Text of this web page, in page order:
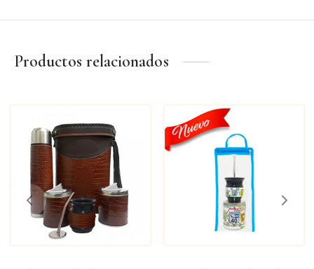
Productos relacionados